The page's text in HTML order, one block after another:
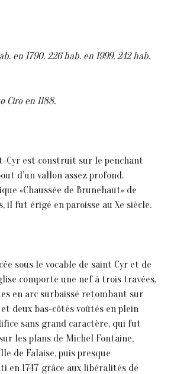
en 1790, 226 hab. en 1999, 242 hab.
Ciro en 1188.
Cyr est construit sur le penchant
d’un vallon assez profond.
«Chaussée de Brunehaut» de
il fut érigé en paroisse au Xe siècle.
sous le vocable de saint Cyr et de
comporte une nef à trois travées,
en arc surbaissé retombant sur
deux bas-côtés voûtés en plein
sans grand caractère, qui fut
les plans de Michel Fontaine,
de Falaise, puis presque
en 1747 grâce aux libéralités de